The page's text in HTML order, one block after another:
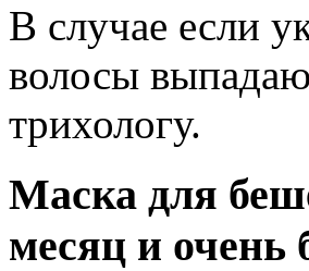
В случае если
волосы
трихологу.
Маска для
месяц и очень